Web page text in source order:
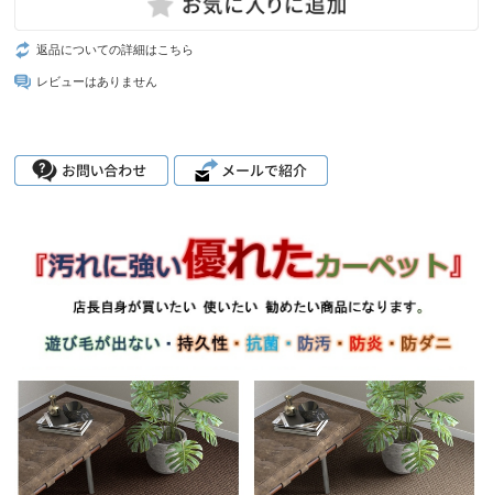
返品についての詳細はこちら
レビューはありません